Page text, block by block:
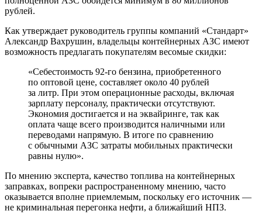
рублей.
Как утверждает руководитель группы компаний «Стандарт»
Александр Вахрушин, владельцы контейнерных АЗС имеют
возможность предлагать покупателям весомые скидки:
«Себестоимость 92-го бензина, приобретенного
по оптовой цене, составляет около 40 рублей
за литр. При этом операционные расходы, включая
зарплату персоналу, практически отсутствуют.
Экономия достигается и на эквайринге, так как
оплата чаще всего производится наличными или
переводами напрямую. В итоге по сравнению
с обычными АЗС затраты мобильных практически
равны нулю».
По мнению эксперта, качество топлива на контейнерных
заправках, вопреки распространенному мнению, часто
оказывается вполне приемлемым, поскольку его источник —
не криминальная перегонка нефти, а ближайший НПЗ.